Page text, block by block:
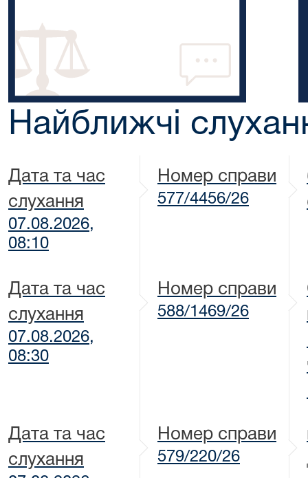
Найближчі
Дата та час
слухання
07.08.2026,
08:10
Номер справи
577/4456/26
Дата та час
слухання
07.08.2026,
08:30
Номер справи
588/1469/26
Дата та час
слухання
Номер справи
579/220/26